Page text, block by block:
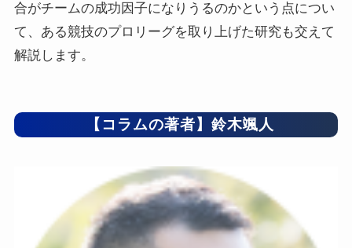
合がチームの成功因子になりうるのかという点につい
て、ある競技のプロリーグを取り上げた研究も交えて
解説します。
【コラムの著者】鈴木颯人